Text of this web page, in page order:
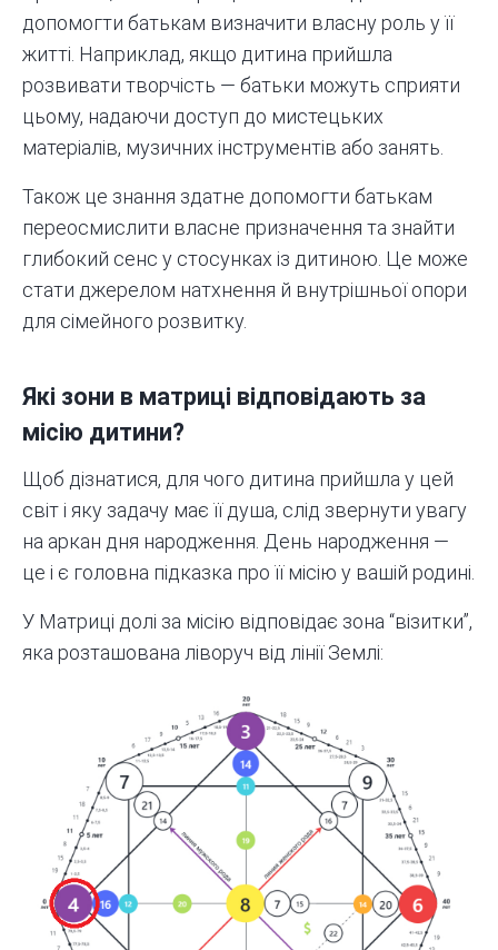
допомогти батькам визначити власну роль у її
житті. Наприклад, якщо дитина прийшла
розвивати творчість — батьки можуть сприяти
цьому, надаючи доступ до мистецьких
матеріалів, музичних інструментів або занять.
Також це знання здатне допомогти батькам
переосмислити власне призначення та знайти
глибокий сенс у стосунках із дитиною. Це може
стати джерелом натхнення й внутрішньої опори
для сімейного розвитку.
Які зони в матриці відповідають за
місію дитини?
Щоб дізнатися, для чого дитина прийшла у цей
світ і яку задачу має її душа, слід звернути увагу
на аркан дня народження. День народження —
це і є головна підказка про її місію у вашій родині.
У Матриці долі за місію відповідає зона “візитки”,
яка розташована ліворуч від лінії Землі: